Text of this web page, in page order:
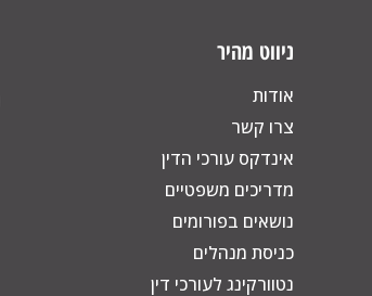
ניווט מהיר
אודות
צרו קשר
אינדקס עורכי הדין
מדריכים משפטיים
נושאים בפורומים
כניסת מנהלים
נטוורקינג לעורכי דין